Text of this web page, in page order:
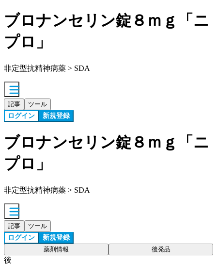
ブロナンセリン錠８ｍｇ「ニ
プロ」
非定型抗精神病薬 > SDA
記事 ツール
ログイン 新規登録
ブロナンセリン錠８ｍｇ「ニ
プロ」
非定型抗精神病薬 > SDA
記事 ツール
ログイン 新規登録
薬剤情報 後発品
後